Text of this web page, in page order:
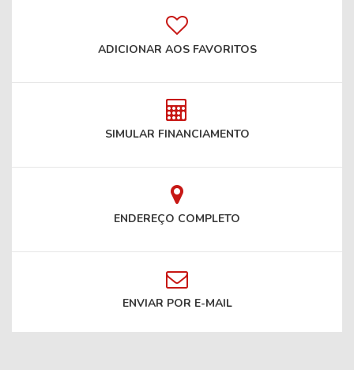
ADICIONAR AOS FAVORITOS
SIMULAR FINANCIAMENTO
ENDEREÇO COMPLETO
ENVIAR POR E-MAIL